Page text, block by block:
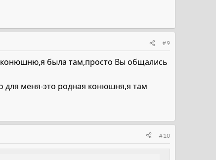
#9
была там,просто Вы общались
для меня-это родная конюшня,я там
#10